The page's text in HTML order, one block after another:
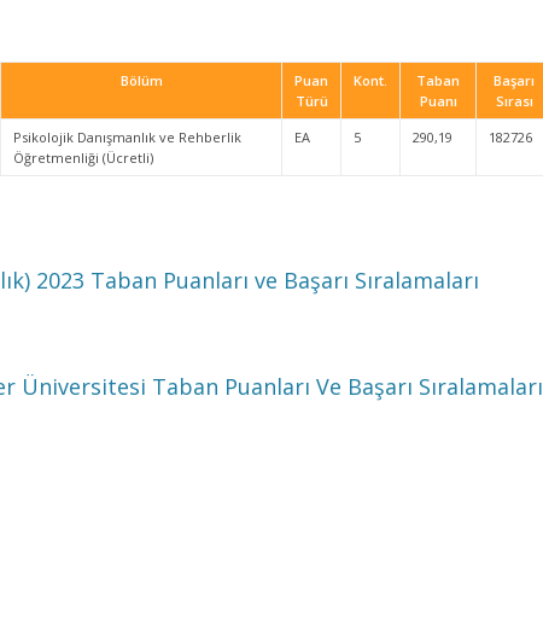
Bölüm
Puan
Türü
Kont.
Taban
Puanı
Başarı
Sırası
Psikolojik Danışmanlık ve Rehberlik
Öğretmenliği (Ücretli)
EA 5 290,19 182726
2023 Taban Puanları ve Başarı Sıralamaları
Üniversitesi Taban Puanları Ve Başarı Sıralamaları